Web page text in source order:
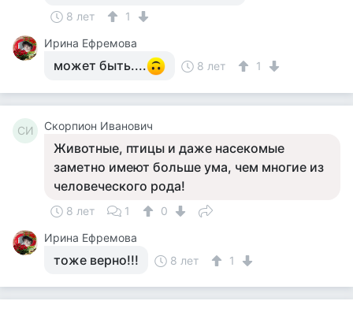
8 лет
1
Ирина Ефремова
может быть.... 8 лет 1
СИ Скорпион Иванович
Животные, птицы и даже насекомые
заметно имеют больше ума, чем многие из
человеческого рода!
8 лет 1
0
Ирина Ефремова
тоже верно!!! 8 лет 1